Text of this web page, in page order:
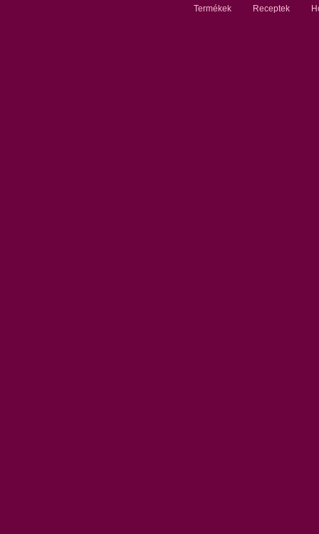
Termékek Receptek